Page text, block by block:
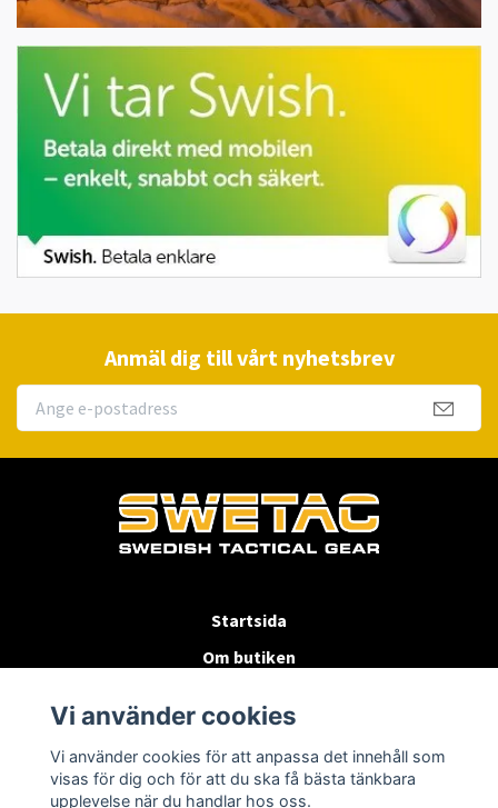
Anmäl dig till vårt nyhetsbrev
Startsida
Om butiken
Byten & Returer
Kontakta oss
Vi använder cookies
Vi använder cookies för att anpassa det innehåll som
visas för dig och för att du ska få bästa tänkbara
upplevelse när du handlar hos oss.